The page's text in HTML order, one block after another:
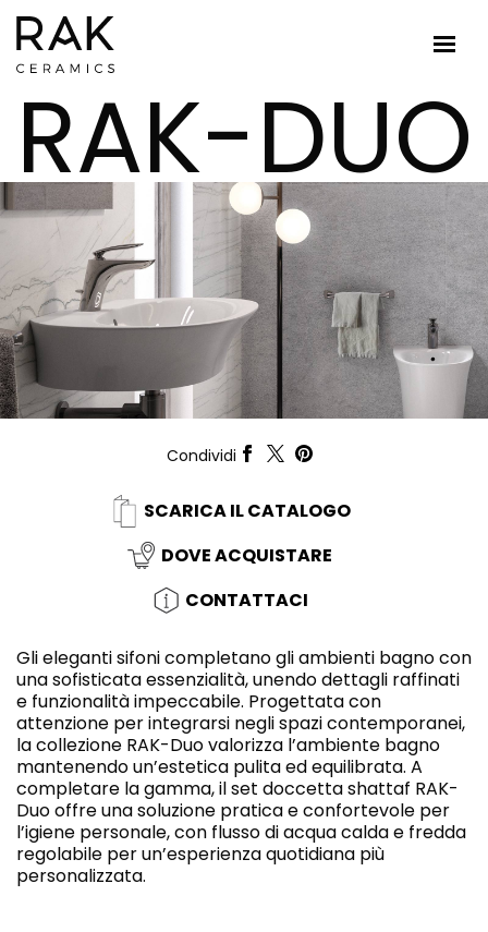
RAK-DUO
Condividi
SCARICA IL CATALOGO
DOVE ACQUISTARE
CONTATTACI
Gli eleganti sifoni completano gli ambienti bagno con
una sofisticata essenzialità, unendo dettagli raffinati
e funzionalità impeccabile. Progettata con
attenzione per integrarsi negli spazi contemporanei,
la collezione RAK-Duo valorizza l’ambiente bagno
mantenendo un’estetica pulita ed equilibrata. A
completare la gamma, il set doccetta shattaf RAK-
Duo offre una soluzione pratica e confortevole per
l’igiene personale, con flusso di acqua calda e fredda
regolabile per un’esperienza quotidiana più
personalizzata.